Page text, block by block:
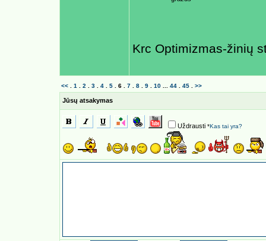
Krc Optimizmas-žinių
<< 1 2 3 4 5 6 7 8 9 10 44 45 >>
Jūsų atsakymas
Uždrausti *Kas tai yra?